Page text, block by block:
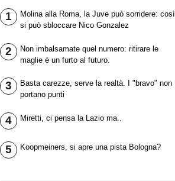
1
Molina alla Roma, la Juve può sorridere: così
si può sbloccare Nico Gonzalez
2
Non imbalsamate quel numero: ritirare le
maglie è un furto al futuro.
3
Basta carezze, serve la realtà. I "bravo" non
portano punti
4 Miretti, ci pensa la Lazio ma..
5 Koopmeiners, si apre una pista Bologna?